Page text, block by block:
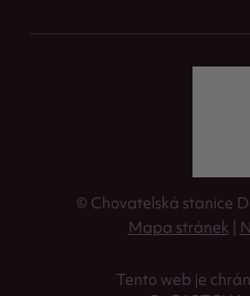
© Chovatelská stanice
Mapa stránek
Tento web je